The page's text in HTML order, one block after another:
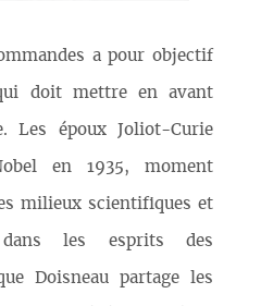
a pour objectif
doit mettre en avant
Les époux Joliot-Curie
en 1935, moment
milieux scientifiques et
les esprits des
Doisneau partage les